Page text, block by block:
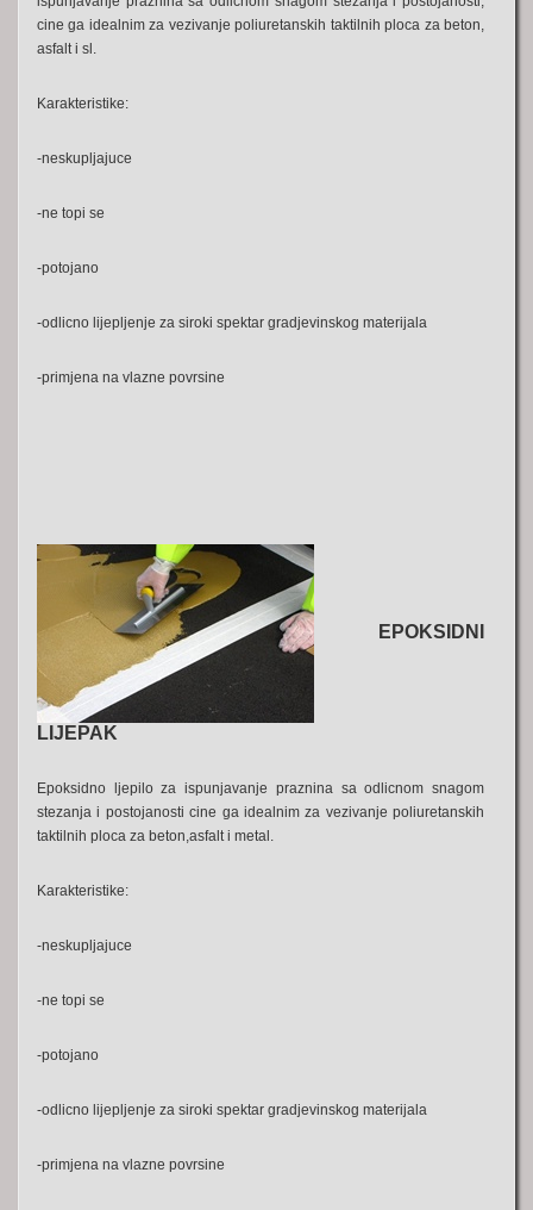
cine ga idealnim za vezivanje poliuretanskih taktilnih ploca za beton,
asfalt i sl.
Karakteristike:
-neskupljajuce
-ne topi se
-potojano
-odlicno lijepljenje za siroki spektar gradjevinskog materijala
-primjena na vlazne povrsine
EPOKSIDNI
LIJEPAK
Epoksidno ljepilo za ispunjavanje praznina sa odlicnom snagom
stezanja i postojanosti cine ga idealnim za vezivanje poliuretanskih
taktilnih ploca za beton,asfalt i metal.
Karakteristike:
-neskupljajuce
-ne topi se
-potojano
-odlicno lijepljenje za siroki spektar gradjevinskog materijala
-primjena na vlazne povrsine